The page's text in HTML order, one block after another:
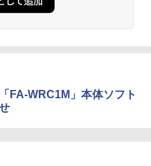
FA-WRC1M」本体ソフト